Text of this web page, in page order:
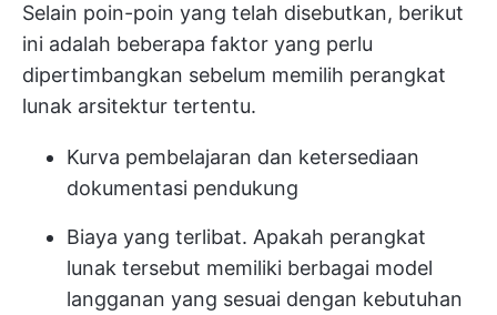
Selain poin-poin yang telah disebutkan, berikut
ini adalah beberapa faktor yang perlu
dipertimbangkan sebelum memilih perangkat
lunak arsitektur tertentu.
Kurva pembelajaran dan ketersediaan
dokumentasi pendukung
Biaya yang terlibat. Apakah perangkat
lunak tersebut memiliki berbagai model
langganan yang sesuai dengan kebutuhan